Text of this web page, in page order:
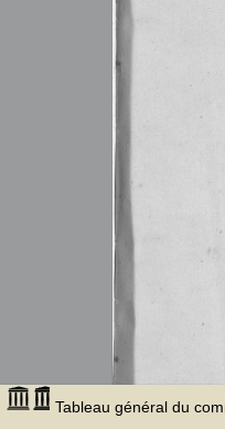
Tableau général du